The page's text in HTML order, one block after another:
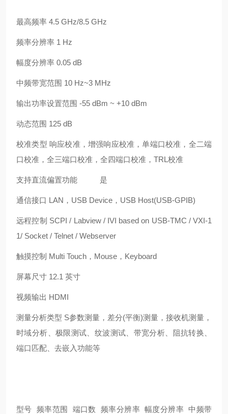
最高频率 4.5 GHz/8.5 GHz
频率分辨率 1 Hz
幅度分辨率 0.05 dB
中频带宽范围 10 Hz~3 MHz
输出功率设置范围 -55 dBm ~ +10 dBm
动态范围 125 dB
校准类型 响应校准，增强响应校准，单端口校准，全二端
口校准，全三端口校准，全四端口校准， TRL 校准
支持直流偏置功能 是
通信接口 LAN ， USB Device ， USB Host(USB-GPIB)
远程控制 SCPI / Labview / IVI based on USB-TMC / VXI-1
1/ Socket / Telnet / Webserver
触摸控制 Multi Touch ， Mouse ， Keyboard
屏幕尺寸 12.1 英寸
视频输出 HDMI
测量分析类型 S参数测量，差分(平衡)测量，接收机测量，
时域分析、极限测试、纹波测试、带宽分析、阻抗转换、
端口匹配、去嵌入功能等
型号 频率范围 端口数 频率分辨率 幅度分辨率 中频带